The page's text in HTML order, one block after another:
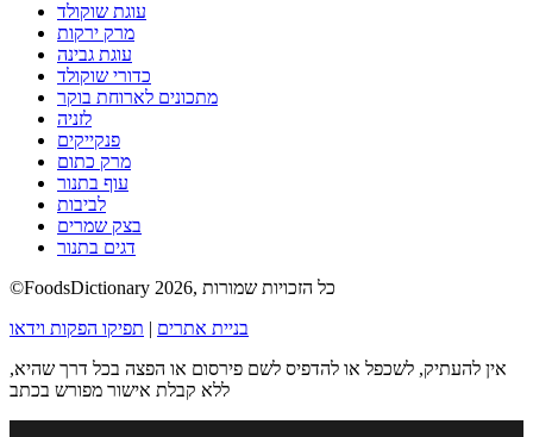
עוגת שוקולד
מרק ירקות
עוגת גבינה
כדורי שוקולד
מתכונים לארוחת בוקר
לזניה
פנקייקים
מרק כתום
עוף בתנור
לביבות
בצק שמרים
דגים בתנור
©FoodsDictionary 2026, כל הזכויות שמורות
בניית אתרים | תפיקו הפקות וידאו
אין להעתיק, לשכפל או להדפיס לשם פירסום או הפצה בכל דרך שהיא,
ללא קבלת אישור מפורש בכתב